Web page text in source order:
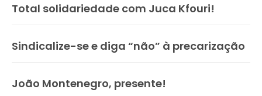
Total solidariedade com Juca Kfouri!
Sindicalize-se e diga “não” à precarização
João Montenegro, presente!